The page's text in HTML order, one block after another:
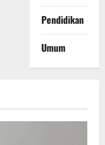
Pendidikan
Umum